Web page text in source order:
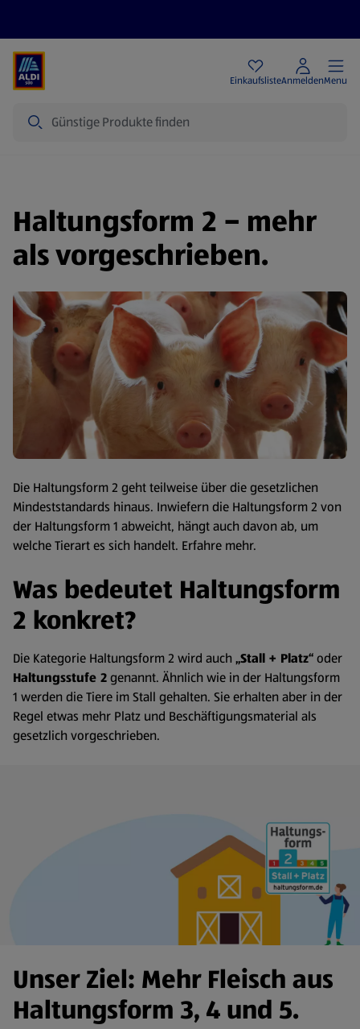
EinkaufslisteAnmeldenMenu
Haltungsform 2 – mehr
als vorgeschrieben.
Die Haltungsform 2 geht teilweise über die gesetzlichen
Mindeststandards hinaus. Inwiefern die Haltungsform 2 von
der Haltungsform 1 abweicht, hängt auch davon ab, um
welche Tierart es sich handelt. Erfahre mehr.
Was bedeutet Haltungsform
2 konkret?
Die Kategorie Haltungsform 2 wird auch „Stall + Platz“oder
Haltungsstufe 2genannt. Ähnlich wie in der Haltungsform
1 werden die Tiere im Stall gehalten. Sie erhalten aber in der
Regel etwas mehr Platz und Beschäftigungsmaterial als
gesetzlich vorgeschrieben.
Unser Ziel: Mehr Fleisch aus
Haltungsform 3, 4 und 5.